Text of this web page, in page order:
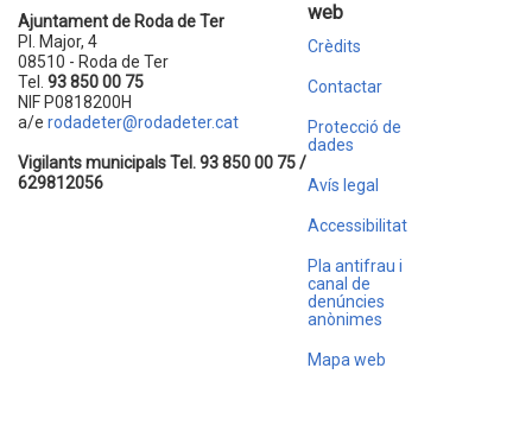
Ajuntament de Roda de Ter
Pl. Major, 4
08510 - Roda de Ter
Tel. 93 850 00 75
NIF P0818200H
a/e rodadeter@rodadeter.cat
Vigilants municipals Tel. 93 850 00 75 /
629812056
web
Crèdits
Contactar
Protecció de
dades
Avís legal
Accessibilitat
Pla antifrau i
canal de
denúncies
anònimes
Mapa web